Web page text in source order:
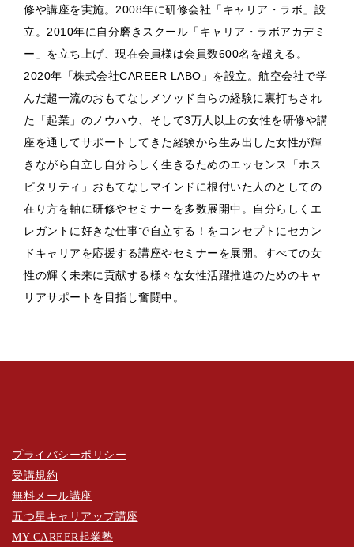
修や講座を実施。2008年に研修会社「キャリア・ラボ」設
立。2010年に自分磨きスクール「キャリア・ラボアカデミ
ー」を立ち上げ、現在会員様は会員数600名を超える。
2020年「株式会社CAREER LABO」を設立。航空会社で学
んだ超一流のおもてなしメソッド自らの経験に裏打ちされ
た「起業」のノウハウ、そして3万人以上の女性を研修や講
座を通してサポートしてきた経験から生み出した女性が輝
きながら自立し自分らしく生きるためのエッセンス「ホス
ピタリティ」おもてなしマインドに根付いた人のとしての
在り方を軸に研修やセミナーを多数展開中。自分らしくエ
レガントに好きな仕事で自立する！をコンセプトにセカン
ドキャリアを応援する講座やセミナーを展開。すべての女
性の輝く未来に貢献する様々な女性活躍推進のためのキャ
リアサポートを目指し奮闘中。
プライバシーポリシー
受講規約
無料メール講座
五つ星キャリアップ講座
MY CAREER起業塾